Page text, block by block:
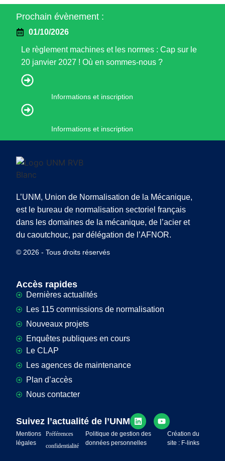
Prochain évènement :
01/10/2026
Le règlement machines et les normes : Cap sur le
20 janvier 2027 ! Où en sommes-nous ?
Informations et inscription
Informations et inscription
L’UNM, Union de Normalisation de la Mécanique,
est le bureau de normalisation sectoriel français
dans les domaines de la mécanique, de l’acier et
du caoutchouc, par délégation de l’AFNOR.
© 2026 - Tous droits réservés
Accès rapides
Dernières actualités
Les 115 commissions de normalisation
Nouveaux projets
Enquêtes publiques en cours
Le CLAP
Les agences de maintenance
Plan d’accès
Nous contacter
Suivez l’actualité de l’UNM
Mentions
légales
Préférences
confidentialité
Politique de gestion des
données personnelles
Création du
site : F-links